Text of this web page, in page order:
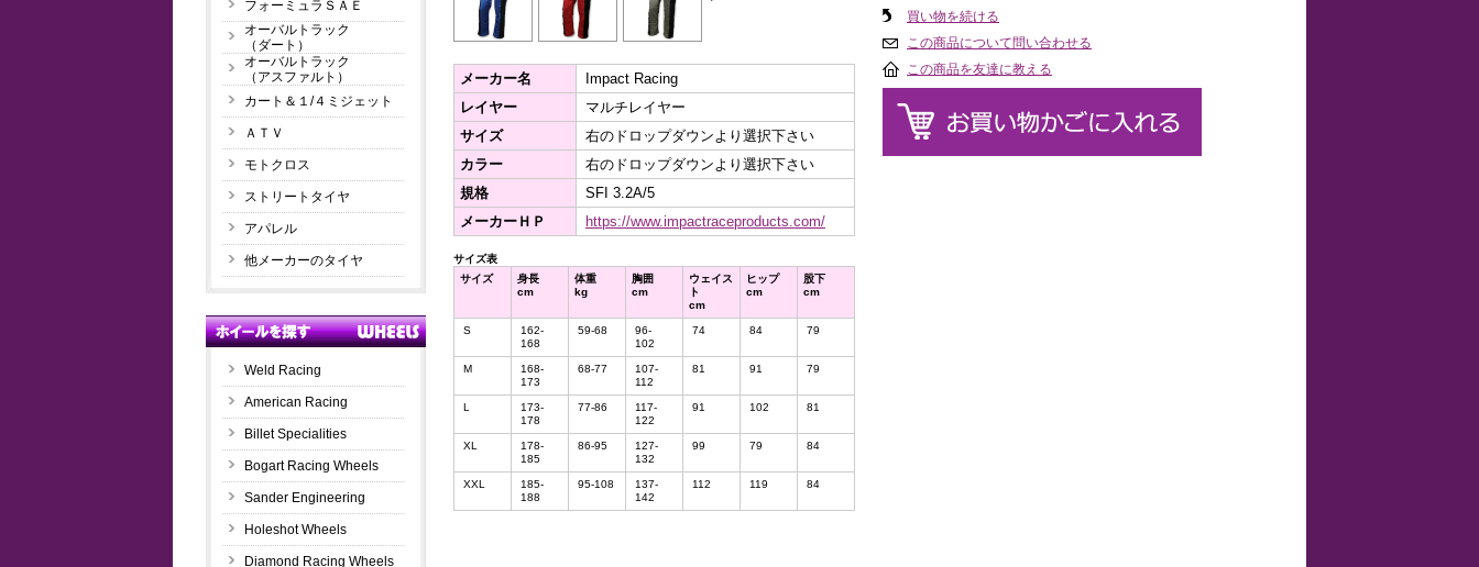
フォーミュラＳＡＥ
オーバルトラック
（ダート）
オーバルトラック
（アスファルト）
カート＆１/４ミジェット
ＡＴＶ
モトクロス
ストリートタイヤ
アパレル
他メーカーのタイヤ
Weld Racing
American Racing
Billet Specialities
Bogart Racing Wheels
Sander Engineering
Holeshot Wheels
Diamond Racing Wheels
メーカー名
Impact Racing
レイヤー
マルチレイヤー
サイズ
右のドロップダウンより選択下さい
カラー
右のドロップダウンより選択下さい
規格
SFI 3.2A/5
メーカーＨＰ
https://www.impactraceproducts.com/
サイズ表
サイズ
身長
cm
体重
kg
胸囲
cm
ウェイス
ト
cm
ヒップ
cm
股下
cm
S
162-
168
59-68
96-
102
74 84 79
M
168-
173
68-77
107-
112
81 91 79
L
173-
178
77-86
117-
122
91 102 81
XL
178-
185
86-95
127-
132
99 79 84
XXL
185-
188
95-108
137-
142
112 119 84
買い物を続ける
この商品について問い合わせる
この商品を友達に教える